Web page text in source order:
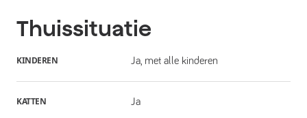
Thuissituatie
KINDEREN Ja, met alle kinderen
KATTEN Ja